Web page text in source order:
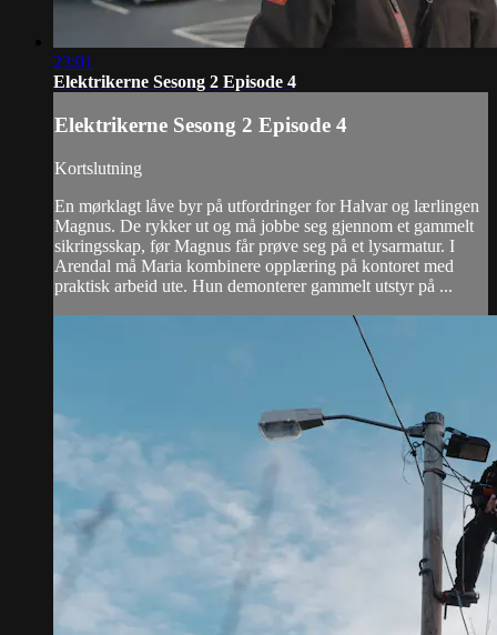
23:01
Elektrikerne Sesong 2 Episode 4
Elektrikerne Sesong 2 Episode 4
Kortslutning
En mørklagt låve byr på utfordringer for Halvar og lærlingen
Magnus. De rykker ut og må jobbe seg gjennom et gammelt
sikringsskap, før Magnus får prøve seg på et lysarmatur. I
Arendal må Maria kombinere opplæring på kontoret med
praktisk arbeid ute. Hun demonterer gammelt utstyr på ...